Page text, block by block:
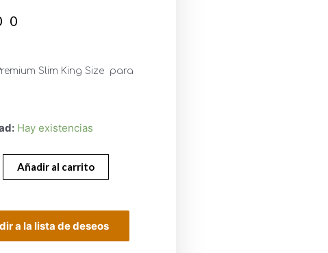
Slim King Size para
Hay existencias
Añadir al carrito
a la lista de deseos